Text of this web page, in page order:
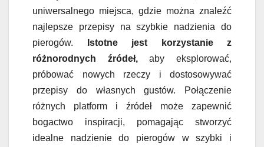
uniwersalnego miejsca, gdzie można znaleźć
najlepsze przepisy na szybkie nadzienia do
pierogów.
Istotne jest korzystanie z
różnorodnych źródeł,aby eksplorować,
próbować nowych rzeczy i dostosowywać
przepisy do własnych gustów. Połączenie
różnych platform i źródeł może zapewnić
bogactwo inspiracji, pomagając stworzyć
idealne nadzienie do pierogów w szybki i